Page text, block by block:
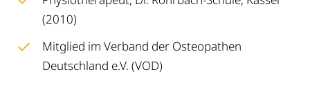
(2010)
Mitglied im Verband der Osteopathen
Deutschland e.V. (VOD)